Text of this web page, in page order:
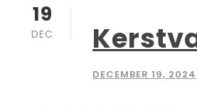
19
DEC
DECEMBER 19, 2024